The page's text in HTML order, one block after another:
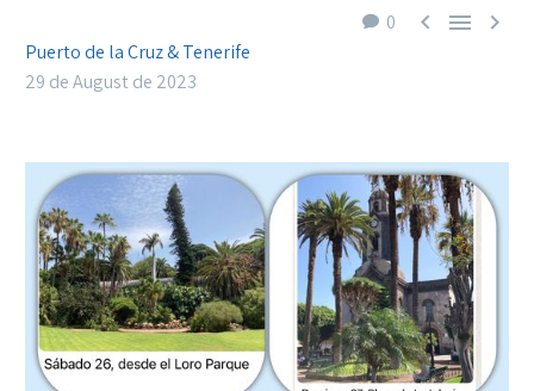
0   
Puerto de la Cruz & Tenerife
29 de August de 2023